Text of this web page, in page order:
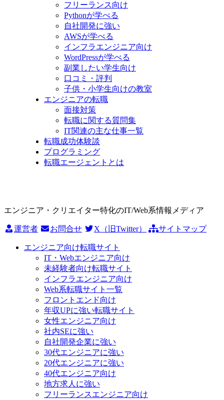
フリーランス向け
Pythonが学べる
自社開発に強い
AWSが学べる
インフラエンジニア向け
WordPressが学べる
副業したい学生向け
口コミ・評判
子供・小学生向けの教室
エンジニアの転職
面接対策
転職に関する質問集
IT関連の主な仕事一覧
転職成功体験談
プログラミング
転職エージェントとは
エンジニア・クリエイター特化のIT/Web系情報メディア
運営者 お問合せ X（旧Twitter） サイトマップ
エンジニア向け転職サイト
IT・Webエンジニア向け
未経験者向け転職サイト
インフラエンジニア向け
Web系転職サイト一覧
フロントエンド向け
年収UPに強い転職サイト
女性エンジニア向け
社内SEに強い
自社開発企業に強い
30代エンジニアに強い
20代エンジニアに強い
40代エンジニア向け
地方求人に強い
フリーランスエンジニア向け